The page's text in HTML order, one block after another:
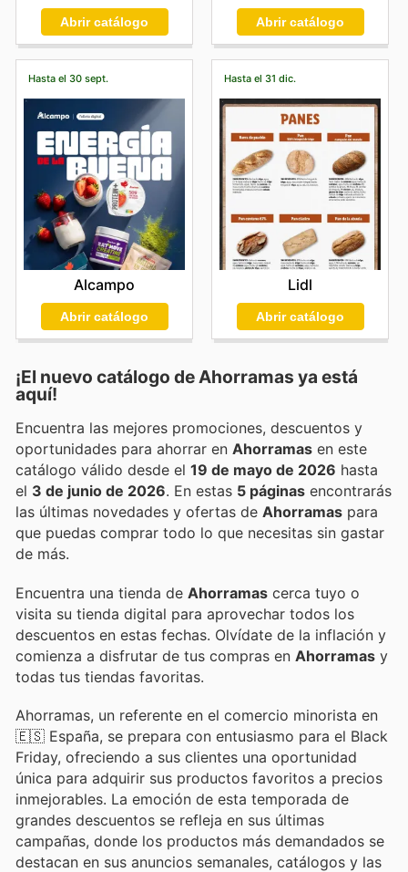
Abrir catálogo Abrir catálogo
Hasta el 30 sept.
Alcampo
Abrir catálogo
Hasta el 31 dic.
Lidl
Abrir catálogo
¡El nuevo catálogo deAhorramas ya está
aquí!
Encuentra las mejores promociones, descuentos y
oportunidades para ahorrar en Ahorramas en este
catálogo válido desde el 19 de mayo de 2026 hasta
el 3 de junio de 2026 . En estas 5 páginas encontrarás
las últimas novedades y ofertas de Ahorramas para
que puedas comprar todo lo que necesitas sin gastar
de más.
Encuentra una tienda de Ahorramas cerca tuyo o
visita su tienda digital para aprovechar todos los
descuentos en estas fechas. Olvídate de la inflación y
comienza a disfrutar de tus compras en Ahorramas y
todas tus tiendas favoritas.
Ahorramas, un referente en el comercio minorista en
🇪🇸 España, se prepara con entusiasmo para el Black
Friday, ofreciendo a sus clientes una oportunidad
única para adquirir sus productos favoritos a precios
inmejorables. La emoción de esta temporada de
grandes descuentos se refleja en sus últimas
campañas, donde los productos más demandados se
destacan en sus anuncios semanales, catálogos y las